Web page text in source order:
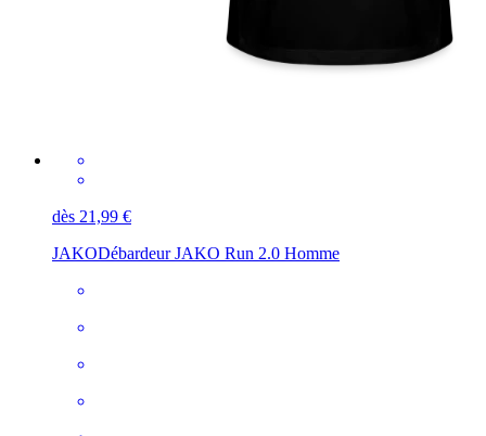
dès 21,99 €
JAKODébardeur JAKO Run 2.0 Homme